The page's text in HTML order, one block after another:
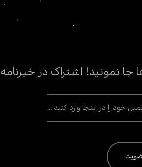
جا نمونید! اشتراک در خبرنامه